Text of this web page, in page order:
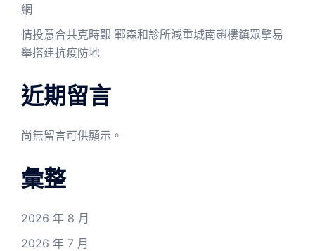
網
情投意合共克時艱 鄆森和診所減重城南趙樓鎮眾擎易
舉搭建抗疫防地
近期留言
尚無留言可供顯示。
彙整
2026 年 8 月
2026 年 7 月